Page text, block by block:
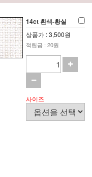
14ct 흰색-황실
상품가 : 3,500원
적립금 : 20원
사이즈